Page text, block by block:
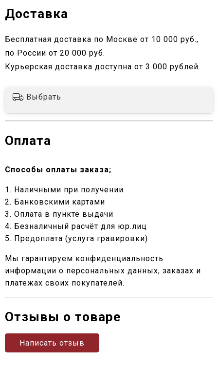
Доставка
Бесплатная доставка по Москве от 10 000 руб.,
по России от 20 000 руб.
Курьерская доставка доступна от 3 000 рублей.
Выбрать
Оплата
Способы оплаты заказа;
1. Наличными при получении
2. Банковскими картами
3. Оплата в пункте выдачи
4. Безналичный расчёт для юр.лиц
5. Предоплата (услуга гравировки)
Мы гарантируем конфиденциальность
информации о персональных данных, заказах и
платежах своих покупателей.
Отзывы о товаре
Написать отзыв